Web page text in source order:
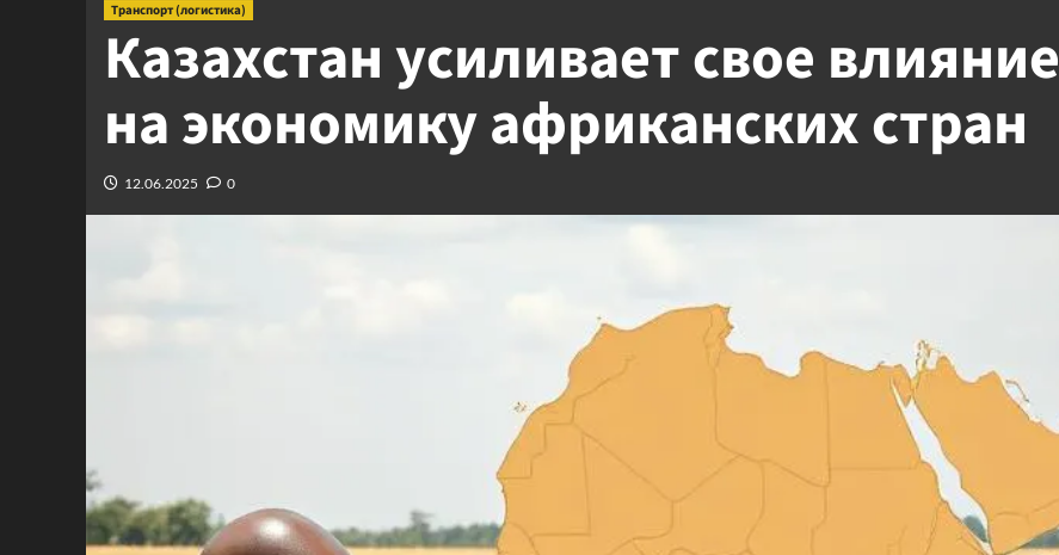
Транспорт (логистика)
Казахстан усиливает свое влияние
на экономику африканских стран
12.06.2025 0